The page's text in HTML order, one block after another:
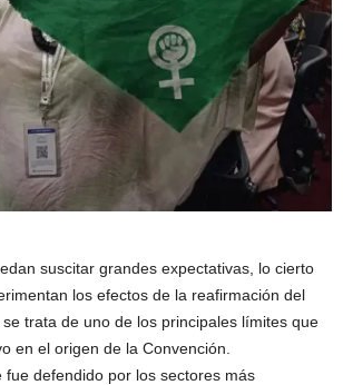
suscitar grandes expectativas, lo cierto
los efectos de la reafirmación del
se trata de uno de los principales límites que
en el origen de la Convención.
fue defendido por los sectores más